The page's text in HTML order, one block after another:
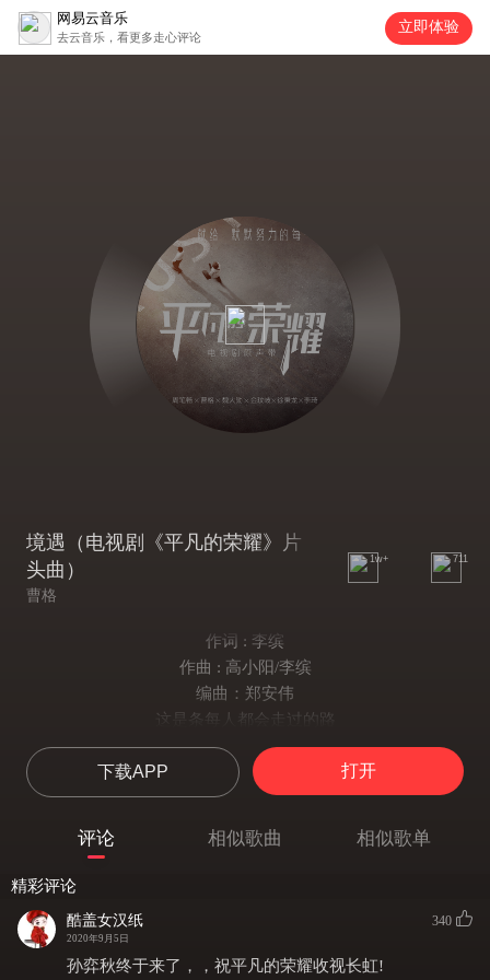
网易云音乐
去云音乐，看更多走心评论
立即体验
境遇（电视剧《平凡的荣耀》片
头曲）
曹格
1w+ 711
作词 : 李缤
作曲 : 高小阳/李缤
编曲：郑安伟
这是条每人都会走过的路
尽头通向哪里 我们都很清楚
有人边走边看 有人心无旁骛
不论一路上 有谁来作伴
路旁的景色却永远不变的灿烂
不会迷惘
下载APP 打开
评论 相似歌曲 相似歌单
精彩评论
酷盖女汉纸
2020年9月5日
340
孙弈秋终于来了，，祝平凡的荣耀收视长虹!